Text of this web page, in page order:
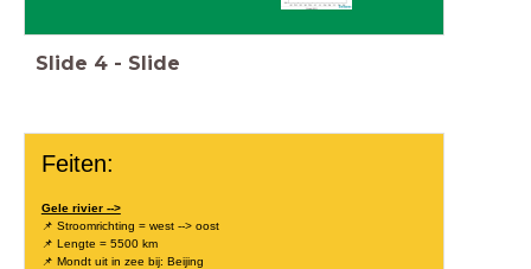
Slide 4 - Slide
Feiten:
Gele rivier -->
📌 Stroomrichting = west --> oost
📌 Lengte = 5500 km
📌 Mondt uit in zee bij: Beijing